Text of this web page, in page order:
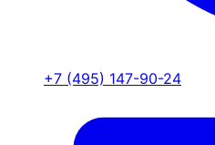
+7 (495) 147-90-24